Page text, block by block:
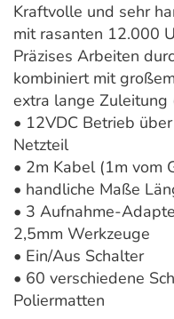
Kraftvolle und sehr
mit rasanten 12.000
Präzises Arbeiten
kombiniert mit
extra lange Zuleitung
• 12VDC Betrieb
Netzteil
• 2m Kabel (1m vom
• handliche Maße
• 3 Aufnahme-
2,5mm Werkzeuge
• Ein/Aus Schalter
• 60 verschiedene
Poliermatten